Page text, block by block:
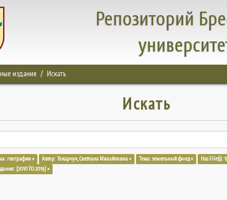
Репозиторий
издания Искать
Искать
география × Автор: Токарчук, Светлана Михайловна × Тема: земельный фонд × Has File(s):
[2010 TO 2019] ×